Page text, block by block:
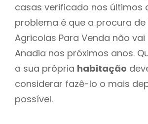
casas verificado nos últimos
problema é que a procura de
Agricolas Para Venda não
Anadia nos próximos anos.
a sua própria habitação
considerar fazê-lo o mais
possível.